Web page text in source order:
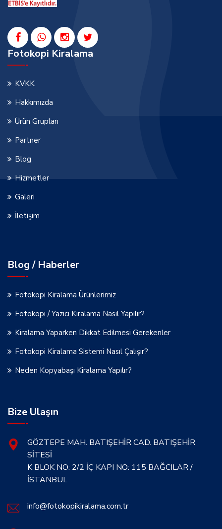
Fotokopi Kiralama
KVKK
Hakkımızda
Ürün Grupları
Partner
Blog
Hizmetler
Galeri
İletişim
Blog / Haberler
Fotokopi Kiralama Ürünlerimiz
Fotokopi / Yazıcı Kiralama Nasıl Yapılır?
Kiralama Yaparken Dikkat Edilmesi Gerekenler
Fotokopi Kiralama Sistemi Nasıl Çalışır?
Neden Kopyabaşı Kiralama Yapılır?
Bize Ulaşın
GÖZTEPE MAH. BATIŞEHİR CAD. BATIŞEHİR
SİTESİ
K BLOK NO: 2/2 İÇ KAPI NO: 115 BAĞCILAR /
İSTANBUL
info@fotokopikiralama.com.tr